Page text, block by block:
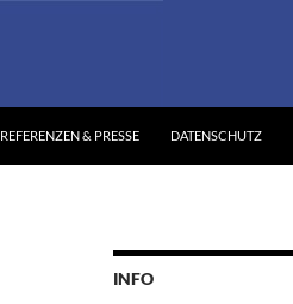
REFERENZEN & PRESSE DATENSCHUTZ
INFO